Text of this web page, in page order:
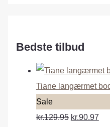
Bedste tilbud
Tiane langærmet
SaleP
r
kr.129.95 kr.90.97